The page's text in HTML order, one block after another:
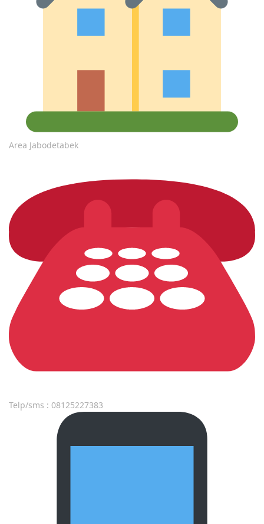
Area Jabodetabek
Telp/sms : 08125227383